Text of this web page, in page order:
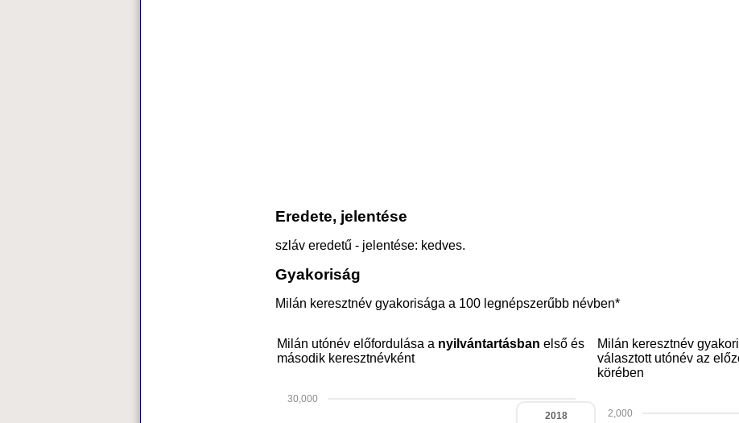
Eredete, jelentése
szláv eredetű - jelentése: kedves.
Gyakoriság
Milán keresztnév gyakorisága a 100 legnépszerűbb névben*
Milán utónév előfordulása a nyilvántartásban első és
második keresztnévként
30,000
2018
Milán keresztnév
választott utónév az
körében
2,000